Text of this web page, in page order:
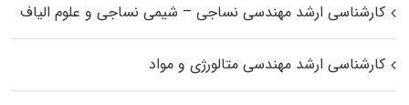
کارشناسی ارشد مهندسی نساجی – شیمی نساجی و علوم الیاف
کارشناسی ارشد مهندسی متالورژی و مواد